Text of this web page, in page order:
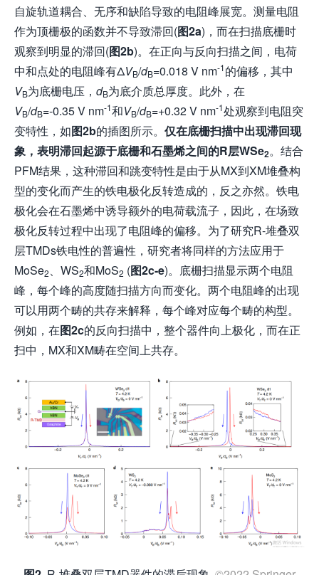
自旋轨道耦合、无序和缺陷导致的电阻峰展宽。测量电阻
作为顶栅极的函数并不导致滞回(图2a)，而在扫描底栅时
观察到明显的滞回(图2b)。在正向与反向扫描之间，电荷
中和点处的电阻峰有ΔVB/dB=0.018 V nm-1的偏移，其中
VB为底栅电压， dB为底介质总厚度。此外，在
VB/dB=-0.35 V nm-1和VB/dB=+0.32 V nm-1处观察到电阻突
变特性，如图2b的插图所示。 仅在底栅扫描中出现滞回现
象，表明滞回起源于底栅和石墨烯之间的R层WSe2。结合
PFM结果，这种滞回和跳变特性是由于从MX到XM堆叠构
型的变化而产生的铁电极化反转造成的，反之亦然。铁电
极化会在石墨烯中诱导额外的电荷载流子，因此，在场致
极化反转过程中出现了电阻峰的偏移。为了研究R-堆叠双
层TMDs铁电性的普遍性，研究者将同样的方法应用于
MoSe2、WS2和MoS2 (图2c-e)。底栅扫描显示两个电阻
峰，每个峰的高度随扫描方向而变化。两个电阻峰的出现
可以用两个畴的共存来解释，每个峰对应每个畴的构型。
例如，在图2c的反向扫描中，整个器件向上极化，而在正
扫中，MX和XM畴在空间上共存。